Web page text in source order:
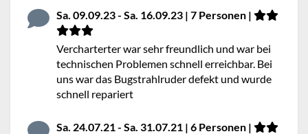
Sa. 09.09.23 - Sa. 16.09.23 | 7 Personen |
Vercharterter war sehr freundlich und war bei
technischen Problemen schnell erreichbar. Bei
uns war das Bugstrahlruder defekt und wurde
schnell repariert
Sa. 24.07.21 - Sa. 31.07.21 | 6 Personen |